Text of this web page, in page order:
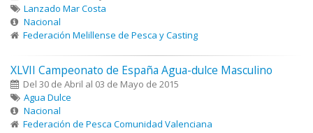
Lanzado Mar Costa
Nacional
Federación Melillense de Pesca y Casting
XLVII Campeonato de España Agua-dulce Masculino
Del 30 de Abril al 03 de Mayo de 2015
Agua Dulce
Nacional
Federación de Pesca Comunidad Valenciana